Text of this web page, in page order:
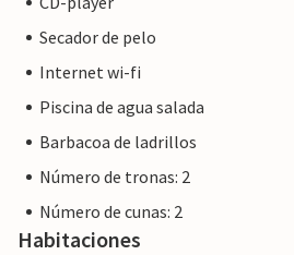
Secador de pelo
Internet wi-fi
Piscina de agua salada
Barbacoa de ladrillos
Número de tronas: 2
Número de cunas: 2
Habitaciones